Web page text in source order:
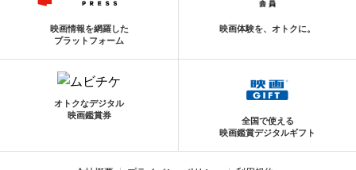
映画情報を網羅した
プラットフォーム
映画体験を、オトクに。
オトクなデジタル
映画鑑賞券
全国で使える
映画鑑賞デジタルギフト